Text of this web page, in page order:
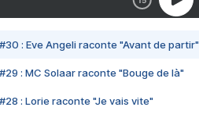
#30 : Eve Angeli raconte "Avant de partir"
#29 : MC Solaar raconte "Bouge de là"
#28 : Lorie raconte "Je vais vite"